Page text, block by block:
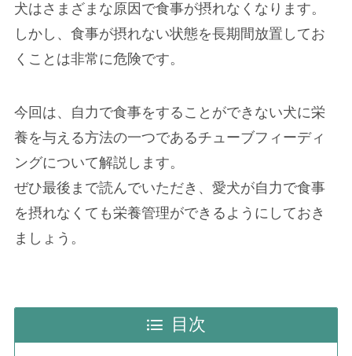
犬はさまざまな原因で食事が摂れなくなります。
しかし、食事が摂れない状態を長期間放置してお
くことは非常に危険です。
今回は、自力で食事をすることができない犬に栄
養を与える方法の一つであるチューブフィーディ
ングについて解説します。
ぜひ最後まで読んでいただき、愛犬が自力で食事
を摂れなくても栄養管理ができるようにしておき
ましょう。
目次